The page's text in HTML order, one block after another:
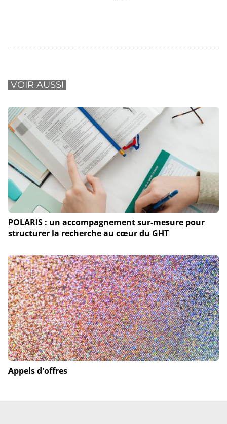
VOIR AUSSI
POLARIS : un accompagnement sur-mesure pour
structurer la recherche au cœur du GHT
Appels d'offres